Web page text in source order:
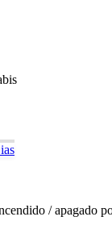
/ apagado